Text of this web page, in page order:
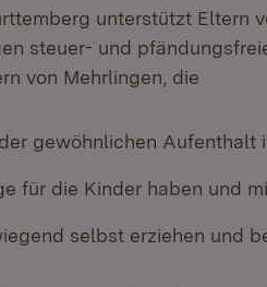
unterstützt Eltern
steuer- und
von Mehrlingen, die
gewöhnlichen Aufenthalt
für die Kinder haben und
selbst erziehen und